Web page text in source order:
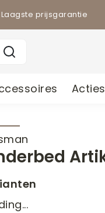
Laagste prijsgarantie
Acties